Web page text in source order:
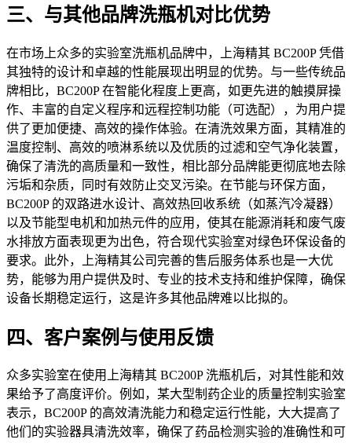
三、与其他品牌洗瓶机对比优势
在市场上众多的实验室洗瓶机品牌中，上海精其 BC200P 凭借
其独特的设计和卓越的性能展现出明显的优势。与一些传统品
牌相比，BC200P 在智能化程度上更高，如更先进的触摸屏操
作、丰富的自定义程序和远程控制功能（可选配），为用户提
供了更加便捷、高效的操作体验。在清洗效果方面，其精准的
温度控制、高效的喷淋系统以及优质的过滤和空气净化装置，
确保了清洗的高质量和一致性，相比部分品牌能更彻底地去除
污垢和杂质，同时有效防止交叉污染。在节能与环保方面，
BC200P 的双路进水设计、高效热回收系统（如蒸汽冷凝器）
以及节能型电机和加热元件的应用，使其在能源消耗和废气废
水排放方面表现更为出色，符合现代实验室对绿色环保设备的
要求。此外，上海精其公司完善的售后服务体系也是一大优
势，能够为用户提供及时、专业的技术支持和维护保障，确保
设备长期稳定运行，这是许多其他品牌难以比拟的。
四、客户案例与使用反馈
众多实验室在使用上海精其 BC200P 洗瓶机后，对其性能和效
果给予了高度评价。例如，某大型制药企业的质量控制实验室
表示，BC200P 的高效清洗能力和稳定运行性能，大大提高了
他们的实验器具清洗效率，确保了药品检测实验的准确性和可